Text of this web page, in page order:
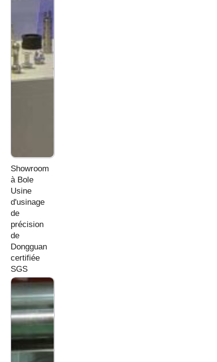
Showroom
à Bole
Usine
d'usinage
de
précision
de
Dongguan
certifiée
SGS